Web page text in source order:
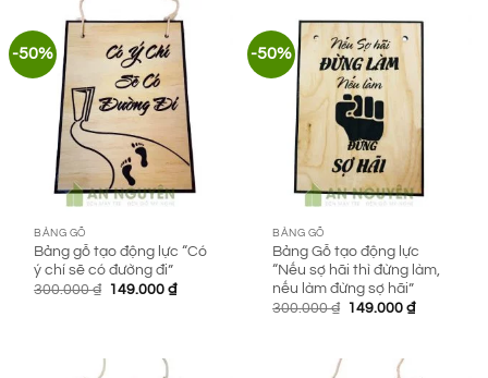
-50%
BẢNG GỖ
Bảng gỗ tạo động lực “Có
ý chí sẽ có đường đi”
300.000₫ Giá
149.000₫Giá
-50%
BẢNG GỖ
Bảng Gỗ tạo động lực
“Nếu sợ hãi thì đừng làm,
nếu làm đừng sợ hãi”
300.000₫ Giá
149.000₫Giá